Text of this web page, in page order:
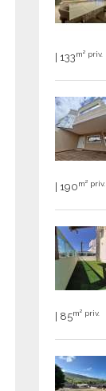
| 133m² priv.
| 190m² priv.
| 85m² priv.